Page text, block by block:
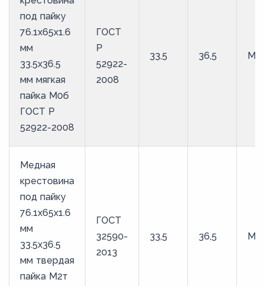
под пайку
76.1х65х1.6
мм
33.5х36.5
мм мягкая
пайка М0б
ГОСТ Р
52922-2008
ГОСТ
Р
52922-
2008
33,5 36,5
Медная
крестовина
под пайку
76.1х65х1.6
мм
33.5х36.5
мм твердая
пайка М2т
ГОСТ
32590-
2013
33,5 36,5